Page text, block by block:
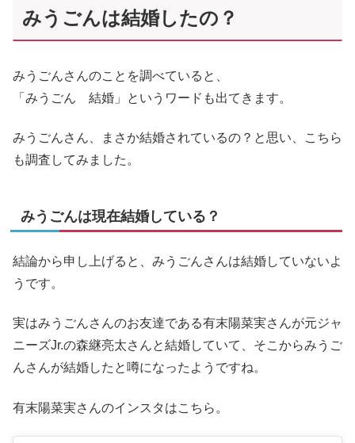
みうごんは結婚したの？
みうごんさんのことを調べていると、
「みうごん 結婚」というワードも出てきます。
みうごんさん、まさか結婚されているの？と思い、こちら
も調査してみました。
みうごんは現在結婚している？
結論から申し上げると、みうごんさんは結婚していないよ
うです。
実はみうごんさんのお友達である有末陽菜実さんが元ジャ
ニーズJr.の森継亮太さんと結婚していて、そこからみうご
んさんが結婚したと噂になったようですね。
有末陽菜実さんのインスタはこちら。